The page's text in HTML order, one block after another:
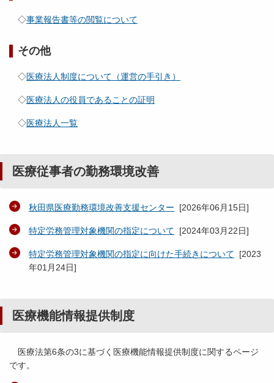
◇事業報告書等の閲覧について
その他
◇医療法人制度について（運営の手引き）
◇医療法人の役員であることの証明
◇医療法人一覧
医療従事者の勤務環境改善
秋田県医療勤務環境改善支援センター [2026年06月15日]
特定労務管理対象機関の指定について [2024年03月22日]
特定労務管理対象機関の指定に向けた手続きについて [2023
年01月24日]
医療機能情報提供制度
医療法第6条の3に基づく医療機能情報提供制度に関するページ
です。